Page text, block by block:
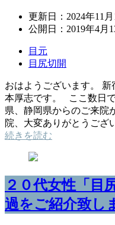
更新日： 2024年11月
公開日： 2019年4月
目元
目尻切開
おはようございます。
本厚志です。 ここ数日
県、静岡県からのご来院
院、大変ありがとうご
続きを読む
２０代女性「目
過をご紹介致し